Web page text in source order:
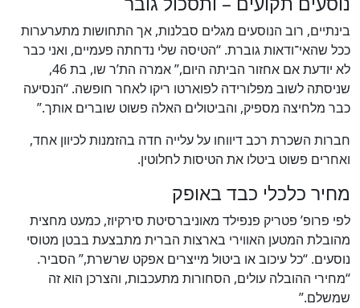
בינתיים, רוב הנוסעים מגלים סבלנות, אך התחושות מתערערות
ככל שהאי־ודאות גוברת. “הטיסה שלי נדחתה פעמיים, ואני כבר
לא יודעת אם אחזור הביתה היום,” אמרה הת’ר שו, בת 46,
שניסתה לשוב מפלורידה לפוארטו ריקו לאחר חופשה. “הנסיעה
כבר מלחיצה מספיק, והביטולים האלה פשוט שוברים אותך.”
חברות השכרת רכב דיווחו על עלייה חדה בהזמנות לכיוון אחד,
ואחרים פשוט ביטלו את הטיסות לחלוטין.
מחיר כלכלי כבד באופק
לפי פרופ’ פטריק פנפילד מאוניברסיטת סירקיוז, כמעט מחצית
מהובלת המטען האווירי בארצות הברית מתבצעת בבטן מטוסי
נוסעים. “כל עיכוב או ביטול מייצרים אפקט שרשרת,” הסביר.
“מחירי ההובלה עולים, הסחורות מתעכבות, והצרכן הוא זה
שמשלם.”
כן